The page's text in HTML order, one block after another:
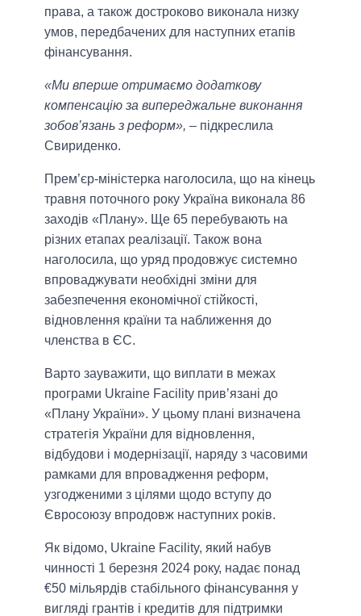
права, а також достроково виконала низку
умов, передбачених для наступних етапів
фінансування.
«Ми вперше отримаємо додаткову
компенсацію за випереджальне виконання
зобов’язань з реформ», – підкреслила
Свириденко.
Прем’єр-міністерка наголосила, що на кінець
травня поточного року Україна виконала 86
заходів «Плану». Ще 65 перебувають на
різних етапах реалізації. Також вона
наголосила, що уряд продовжує системно
впроваджувати необхідні зміни для
забезпечення економічної стійкості,
відновлення країни та наближення до
членства в ЄС.
Варто зауважити, що виплати в межах
програми Ukraine Facility прив’язані до
«Плану України». У цьому плані визначена
стратегія України для відновлення,
відбудови і модернізації, наряду з часовими
рамками для впровадження реформ,
узгодженими з цілями щодо вступу до
Євросоюзу впродовж наступних років.
Як відомо, Ukraine Facility, який набув
чинності 1 березня 2024 року, надає понад
€50 мільярдів стабільного фінансування у
вигляді грантів і кредитів для підтримки